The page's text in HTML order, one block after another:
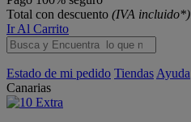
Total con descuento (IVA incluido*)
Ir Al Carrito
Estado de mi pedido Tiendas Ayuda
Canarias